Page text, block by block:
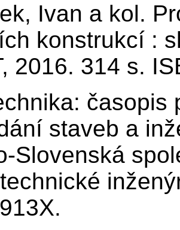
Ivan a kol.
konstrukcí :
2016. 314 s.
časopis
staveb a
Slovenská